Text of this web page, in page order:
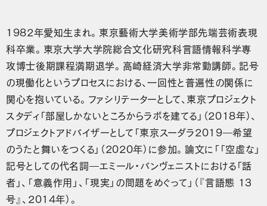
1982年愛知生まれ。東京藝術大学美術学部先端芸術表現
科卒業。東京大学大学院総合文化研究科言語情報科学専
攻博士後期課程満期退学。高崎経済大学非常勤講師。記号
の現働化というプロセスにおける、一回性と普遍性の関係に
関心を抱いている。ファシリテーターとして、東京プロジェクト
スタディ「部屋しかないところからラボを建てる」（2018年）、
プロジェクトアドバイザーとして「東京スーダラ2019―希望
のうたと舞いをつくる」（2020年）に参加。論文に「「空虚な」
記号としての代名詞―エミール・バンヴェニストにおける「話
者」、「意義作用」、「現実」の問題をめぐって」（『言語態 13
号』、2014年）。